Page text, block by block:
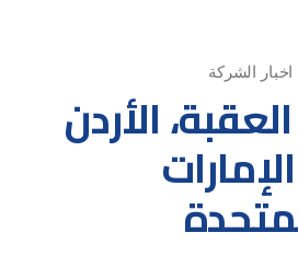
اخبار الشركة
الأردن